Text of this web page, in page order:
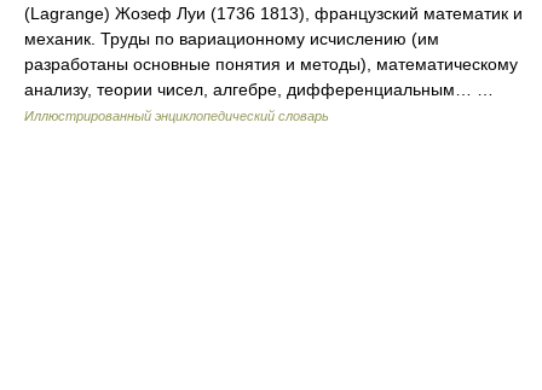
(Lagrange) Жозеф Луи (1736 1813), французский математик и
механик. Труды по вариационному исчислению (им
разработаны основные понятия и методы), математическому
анализу, теории чисел, алгебре, дифференциальным… …
Иллюстрированный энциклопедический словарь